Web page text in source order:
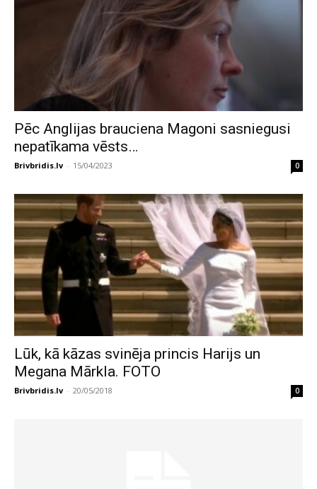
Pēc Anglijas brauciena Magoni sasniegusi
nepatīkama vēsts…
Brivbridis.lv - 15/04/2023 0
Lūk, kā kāzas svinēja princis Harijs un
Megana Mārkla. FOTO
Brivbridis.lv - 20/05/2018 0